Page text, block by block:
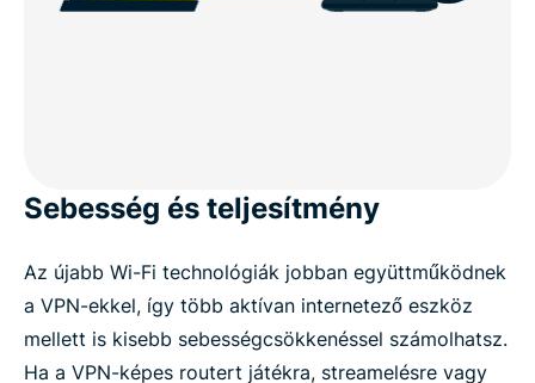
Sebesség és teljesítmény
Az újabb Wi-Fi technológiák jobban együttműködnek
a VPN-ekkel, így több aktívan internetező eszköz
mellett is kisebb sebességcsökkenéssel számolhatsz.
Ha a VPN-képes routert játékra, streamelésre vagy